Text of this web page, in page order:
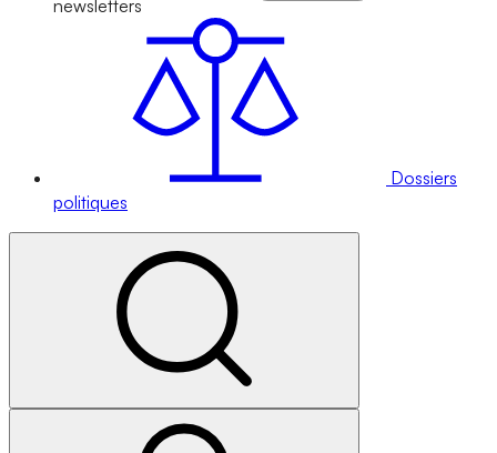
newsletters
Dossiers
politiques